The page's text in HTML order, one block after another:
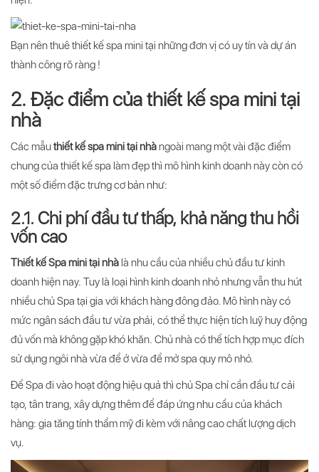
Bạn nên thuê thiết kế spa mini tại những đơn vị có uy tín và dự án
thành công rõ ràng !
2. Đặc điểm của thiết kế spa mini tại
nhà
Các mẫuthiết kế spa mini tại nhàngoài mang một vài đặc điểm
chung của thiết kế spa làm đẹp thì mô hình kinh doanh này còn có
một số điểm đặc trưng cơ bản như:
2.1. Chi phí đầu tư thấp, khả năng thu hồi
vốn cao
Thiết kế Spa mini tại nhà là nhu cầu của nhiều chủ đầu tư kinh
doanh hiện nay. Tuy là loại hình kinh doanh nhỏ nhưng vẫn thu hút
nhiều chủ Spa tại gia với khách hàng đông đảo. Mô hình này có
mức ngân sách đầu tư vừa phải, có thể thực hiện tích luỹ huy động
đủ vốn mà không gặp khó khăn. Chủ nhà có thể tích hợp mục đích
sử dụng ngôi nhà vừa để ở vừa để mở spa quy mô nhỏ.
Để Spa đi vào hoạt động hiệu quả thì chủ Spa chỉ cần đầu tư cải
tạo, tân trang, xây dựng thêm để đáp ứng nhu cầu của khách
hàng: gia tăng tính thẩm mỹ đi kèm với nâng cao chất lượng dịch
vụ.